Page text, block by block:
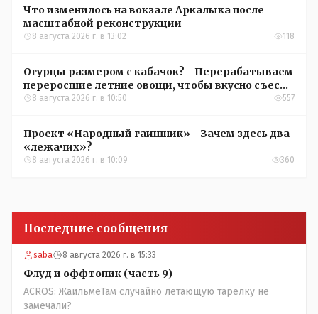
Что изменилось на вокзале Аркалыка после
масштабной реконструкции
8 августа 2026 г. в 13:02 118
Огурцы размером с кабачок? - Перерабатываем
переросшие летние овощи, чтобы вкусно съесть
зимой
8 августа 2026 г. в 10:50 557
Проект «Народный гаишник» - Зачем здесь два
«лежачих»?
8 августа 2026 г. в 10:09 360
Последние сообщения
saba 8 августа 2026 г. в 15:33
Флуд и оффтопик (часть 9)
ACROS: ЖаильмеТам случайно летающую тарелку не
замечали?